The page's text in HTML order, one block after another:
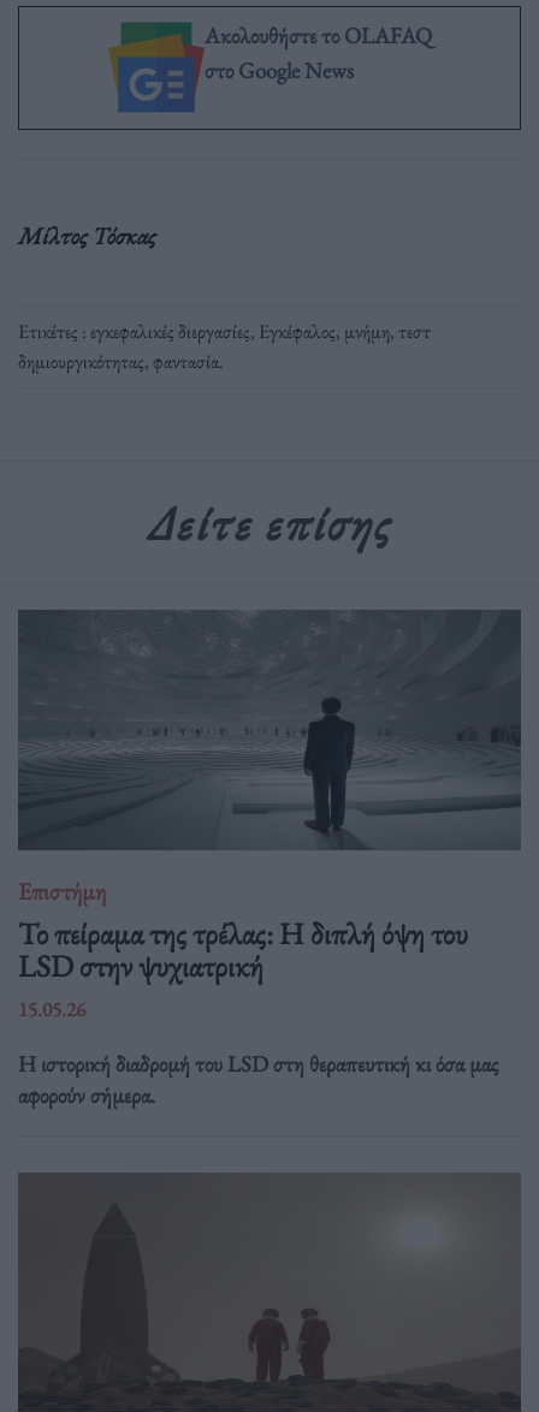
Ακολουθήστε το OLAFAQ
στο Google News
Μίλτος Τόσκας
Ετικέτες : εγκεφαλικές διεργασίες, Εγκέφαλος, μνήμη,τεστ
δημιουργικότητας,φαντασία.
Δείτε επίσης
Επιστήμη
Το πείραμα της τρέλας: Η διπλή όψη του
LSD στην ψυχιατρική
15.05.26
Η ιστορική διαδρομή του LSD στη θεραπευτική κι όσα μας
αφορούν σήμερα.